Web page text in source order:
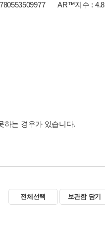
AR™지수 : 4.8
하는 경우가 있습니다.
전체선택 보관함 담기